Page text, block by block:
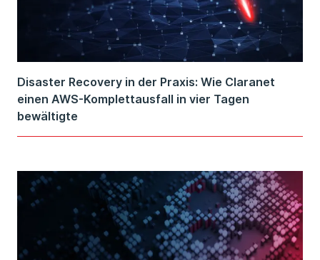
Disaster Recovery in der Praxis: Wie Claranet
einen AWS-Komplettausfall in vier Tagen
bewältigte